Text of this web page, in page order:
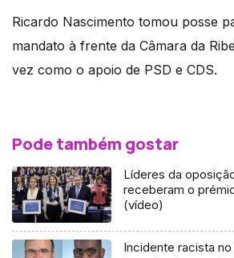
Ricardo Nascimento tomou posse
mandato à frente da Câmara da
vez como o apoio de PSD e CDS.
Pode também gostar
Líderes da
receberam o
(vídeo)
Incidente racista